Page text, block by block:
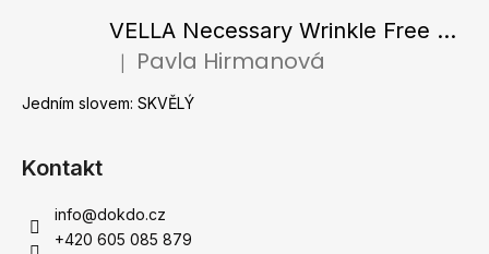
VELLA Necessary Wrinkle Free Ampoule - Protivrásková ampule s kolagenovými vlákny a zlatým práškem 50 ml
Hodnocení produktu je 5 z 5 hvězdiček.
Pavla Hirmanová
Jedním slovem: SKVĚLÝ
Kontakt
info@dokdo.cz
+420 605 085 879